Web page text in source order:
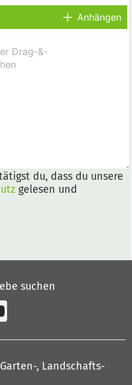
Anhängen
du, dass du unsere
gelesen und
suchen
, Landschafts-